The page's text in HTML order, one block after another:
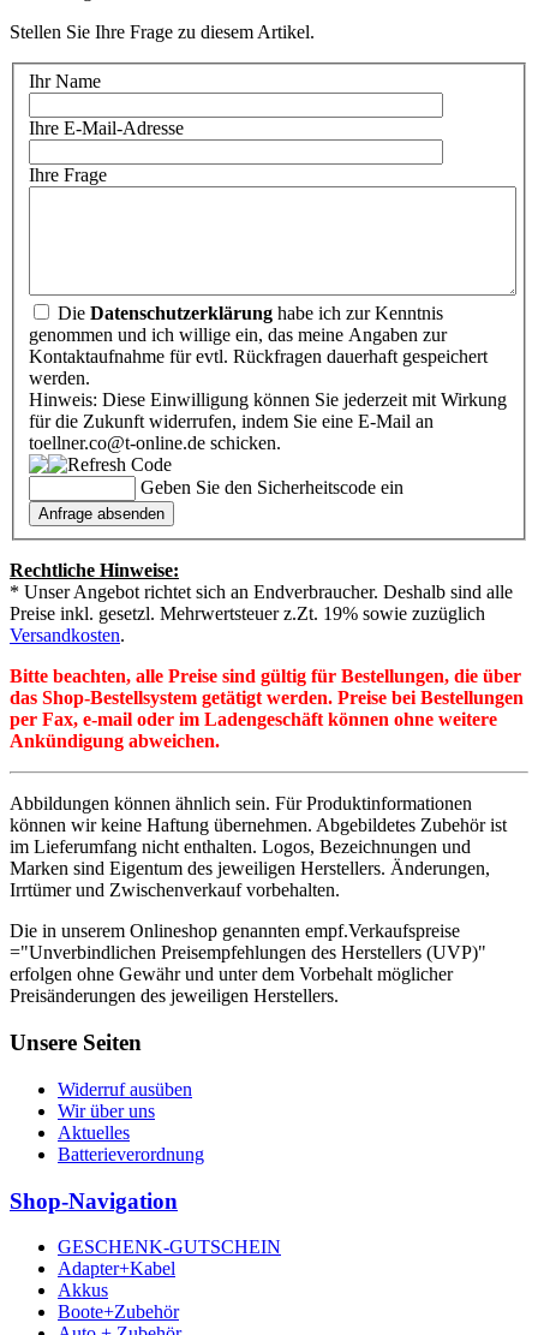
Stellen Sie Ihre Frage zu diesem Artikel.
Ihr Name
Ihre E-Mail-Adresse
Ihre Frage
Die Datenschutzerklärung habe ich zur Kenntnis
genommen und ich willige ein, das meine Angaben zur
Kontaktaufnahme für evtl. Rückfragen dauerhaft gespeichert
werden.
Hinweis: Diese Einwilligung können Sie jederzeit mit Wirkung
für die Zukunft widerrufen, indem Sie eine E-Mail an
toellner.co@t-online.de schicken.
Geben Sie den Sicherheitscode ein
Rechtliche Hinweise:
* Unser Angebot richtet sich an Endverbraucher. Deshalb sind alle
Preise inkl. gesetzl. Mehrwertsteuer z.Zt. 19% sowie zuzüglich
Versandkosten.
Bitte beachten, alle Preise sind gültig für Bestellungen, die über
das Shop-Bestellsystem getätigt werden. Preise bei Bestellungen
per Fax, e-mail oder im Ladengeschäft können ohne weitere
Ankündigung abweichen.
Abbildungen können ähnlich sein. Für Produktinformationen
können wir keine Haftung übernehmen. Abgebildetes Zubehör ist
im Lieferumfang nicht enthalten. Logos, Bezeichnungen und
Marken sind Eigentum des jeweiligen Herstellers. Änderungen,
Irrtümer und Zwischenverkauf vorbehalten.
Die in unserem Onlineshop genannten empf.Verkaufspreise
="Unverbindlichen Preisempfehlungen des Herstellers (UVP)"
erfolgen ohne Gewähr und unter dem Vorbehalt möglicher
Preisänderungen des jeweiligen Herstellers.
Unsere Seiten
Widerruf ausüben
Wir über uns
Aktuelles
Batterieverordnung
Shop-Navigation
GESCHENK-GUTSCHEIN
Adapter+Kabel
Akkus
Boote+Zubehör